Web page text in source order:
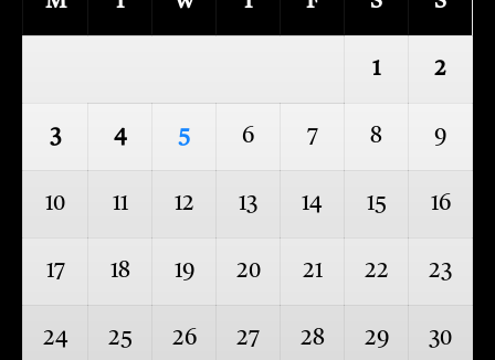
1 2
3 4 5 6 7 8 9
10 11 12 13 14 15 16
17 18 19 20 21 22 23
24 25 26 27 28 29 30